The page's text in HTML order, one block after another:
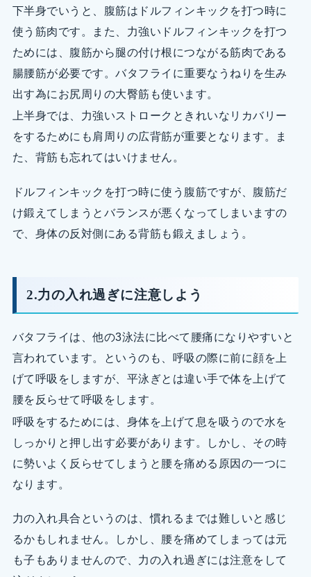
下半身でいうと、腹筋はドルフィンキックを打つ時に
使う筋肉です。また、力強いドルフィンキックを打つ
ためには、腹筋から腿の付け根につながる筋肉である
腸腰筋が必要です。バタフライに重要なうねりを生み
出す為にお尻周りの大臀筋も使います。
上半身では、力強いストロークときれいなリカバリー
をするためにも肩周りの広背筋が重要となります。ま
た、背筋も忘れてはいけません。
ドルフィンキックを打つ時に使う腹筋ですが、腹筋だ
け鍛えてしまうとバランスが悪くなってしまいますの
で、身体の反対側にある背筋も鍛えましょう。
2.力の入れ過ぎに注意しよう
バタフライは、他の3泳法に比べて腰痛になりやすいと
言われています。というのも、呼吸の際に前に顔を上
げて呼吸をしますが、平泳ぎとは違い手で体を上げて
腰を反らせて呼吸をします。
呼吸をするためには、身体を上げて息を吸うので水を
しっかりと押し出す必要があります。しかし、その時
に勢いよく反らせてしまうと腰を痛める原因の一つに
なります。
力の入れ具合というのは、慣れるまでは難しいと感じ
るかもしれません。しかし、腰を痛めてしまっては元
も子もありませんので、力の入れ過ぎには注意をして